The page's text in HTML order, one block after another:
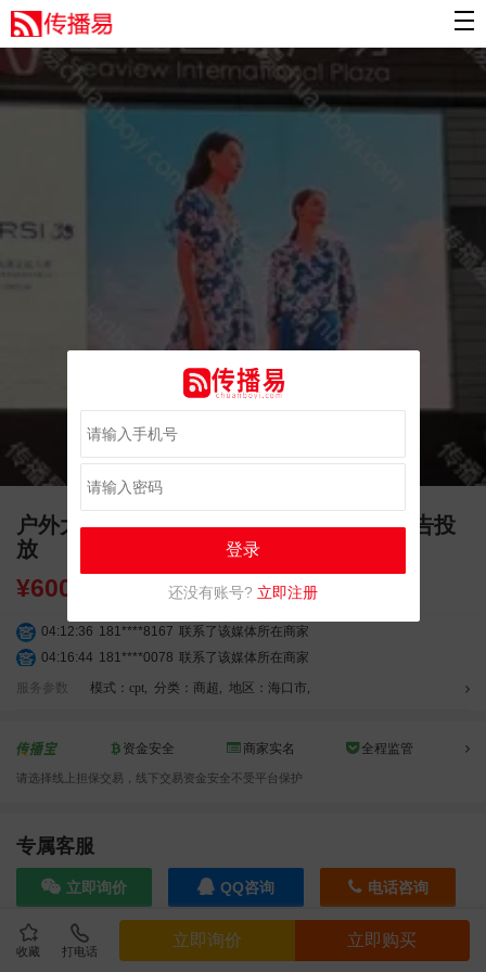
收藏 打电话
立即询价 立即购买
户外大屏 海口市望海国际广场墙面LED广告投
放
¥60000.00
04:12:36 181****8167 联系了该媒体所在商家
04:16:44 181****0078 联系了该媒体所在商家
01:50:54 192****2334
联系了该媒体所在商家
04:09:07
182****6963
联系了该媒体所在商家
08:36:41
05:24:34 186****8762 联系了该媒体所在商家
06:11:20 166****9198
联系了该媒体所在商家
182****1341 联系了该媒体所在商家
03:00:41
153****4020 联系了该媒体所在商家
服务参数 模式：cpt, 分类：商超 , 地区：海口市,
资金安全 商家实名 全程监管
请选择线上担保交易，线下交易资金安全不受平台保护
专属客服
立即询价 QQ咨询 电话咨询
效果截图
登录
还没有账号? 立即注册